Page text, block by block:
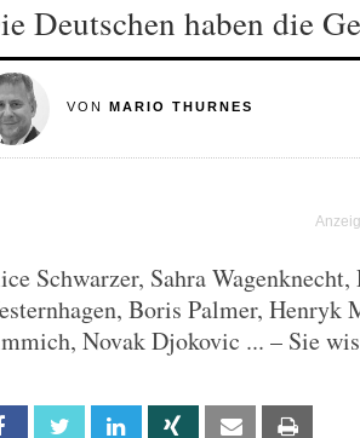
Deutschen haben die
VON MARIO THURNES
Schwarzer, Sahra
Boris Palmer, Henryk
Novak Djokovic ... – Sie
Facebook Twitter Linkedin Xing Email